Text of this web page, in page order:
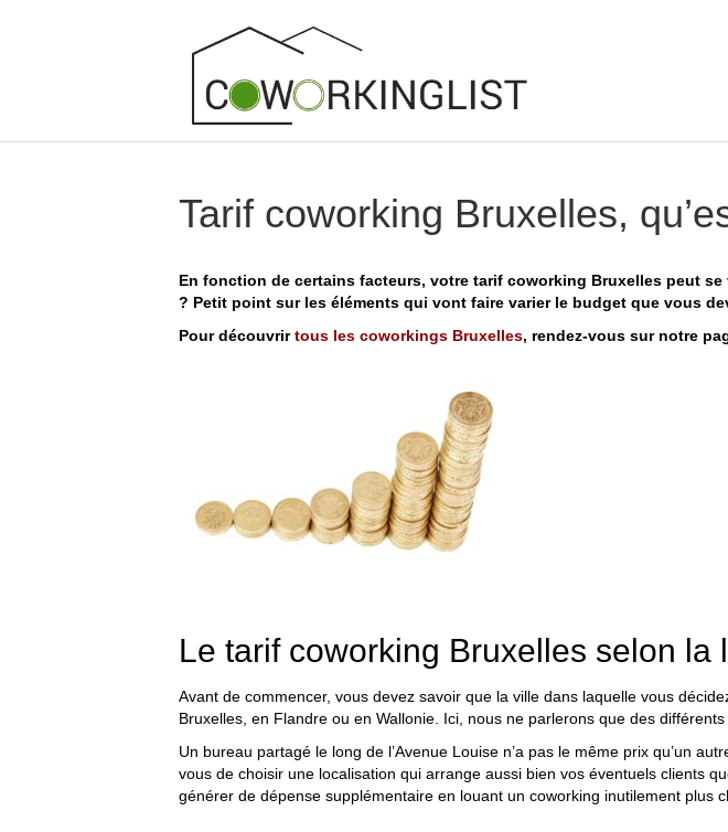
Tarif coworking Bruxelles,
En fonction de certains facteurs, votre tarif coworking Bruxelles peut
? Petit point sur les éléments qui vont faire varier le budget que vous
Pour découvrirtous les coworkings Bruxelles, rendez-vous sur notre
Le tarif coworking Bruxelles selon la
Avant de commencer, vous devez savoir que la ville dans laquelle vous
Bruxelles, en Flandre ou en Wallonie. Ici, nous ne parlerons que des
Un bureau partagé le long de l’Avenue Louise n’a pas le même prix qu’un
vous de choisir une localisation qui arrange aussi bien vos éventuels clients
générer de dépense supplémentaire en louant un coworking inutilement plus